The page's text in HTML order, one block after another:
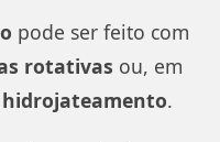
pode ser feito com
rotativas ou, em
hidrojateamento.